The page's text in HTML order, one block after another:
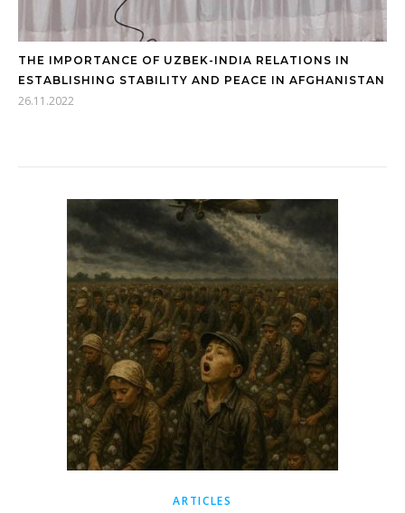
THE IMPORTANCE OF UZBEK-INDIA RELATIONS IN
ESTABLISHING STABILITY AND PEACE IN AFGHANISTAN
26.11.2022
ARTICLES